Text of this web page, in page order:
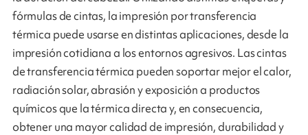
fórmulas de cintas, la impresión por transferencia
térmica puede usarse en distintas aplicaciones, desde la
impresión cotidiana a los entornos agresivos. Las cintas
de transferencia térmica pueden soportar mejor el calor,
radiación solar, abrasión y exposición a productos
químicos que la térmica directa y, en consecuencia,
obtener una mayor calidad de impresión, durabilidad y